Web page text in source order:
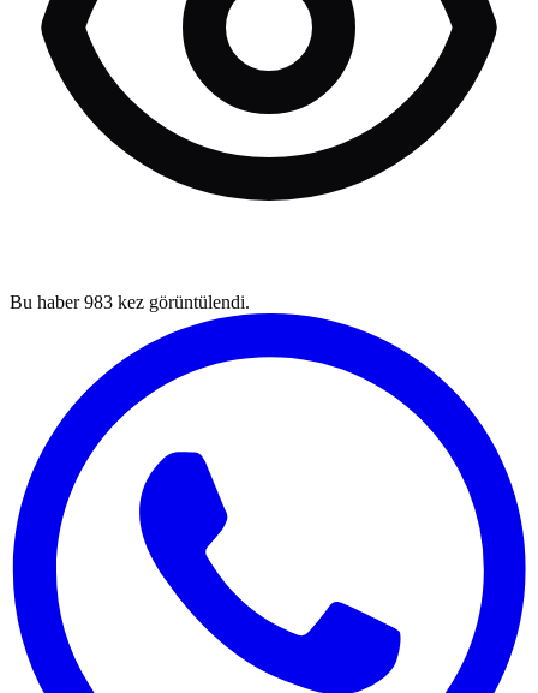
Bu haber983 kez görüntülendi.